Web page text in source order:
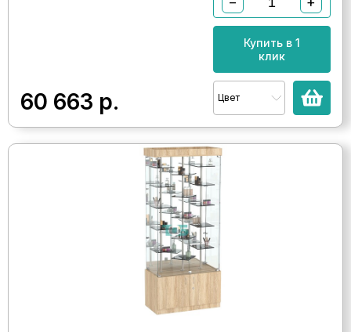
60 663 р.
Купить в 1
клик
Цвет